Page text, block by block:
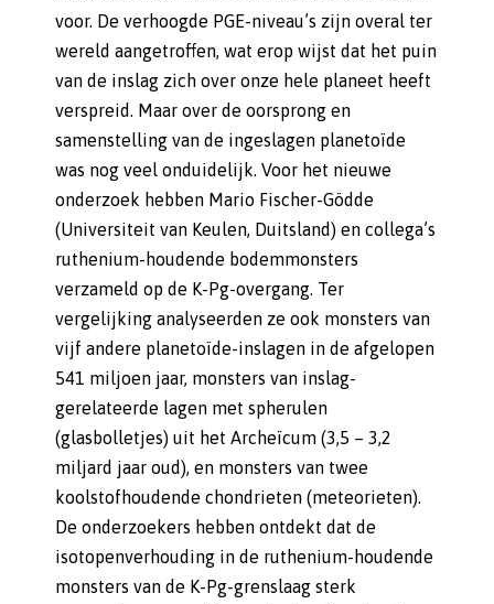
voor. De verhoogde PGE-niveau’s zijn overal ter
wereld aangetroffen, wat erop wijst dat het puin
van de inslag zich over onze hele planeet heeft
verspreid. Maar over de oorsprong en
samenstelling van de ingeslagen planetoïde
was nog veel onduidelijk. Voor het nieuwe
onderzoek hebben Mario Fischer-Gödde
(Universiteit van Keulen, Duitsland) en collega’s
ruthenium-houdende bodemmonsters
verzameld op de K-Pg-overgang. Ter
vergelijking analyseerden ze ook monsters van
vijf andere planetoïde-inslagen in de afgelopen
541 miljoen jaar, monsters van inslag-
gerelateerde lagen met spherulen
(glasbolletjes) uit het Archeïcum (3,5 – 3,2
miljard jaar oud), en monsters van twee
koolstofhoudende chondrieten (meteorieten).
De onderzoekers hebben ontdekt dat de
isotopenverhouding in de ruthenium-houdende
monsters van de K-Pg-grenslaag sterk